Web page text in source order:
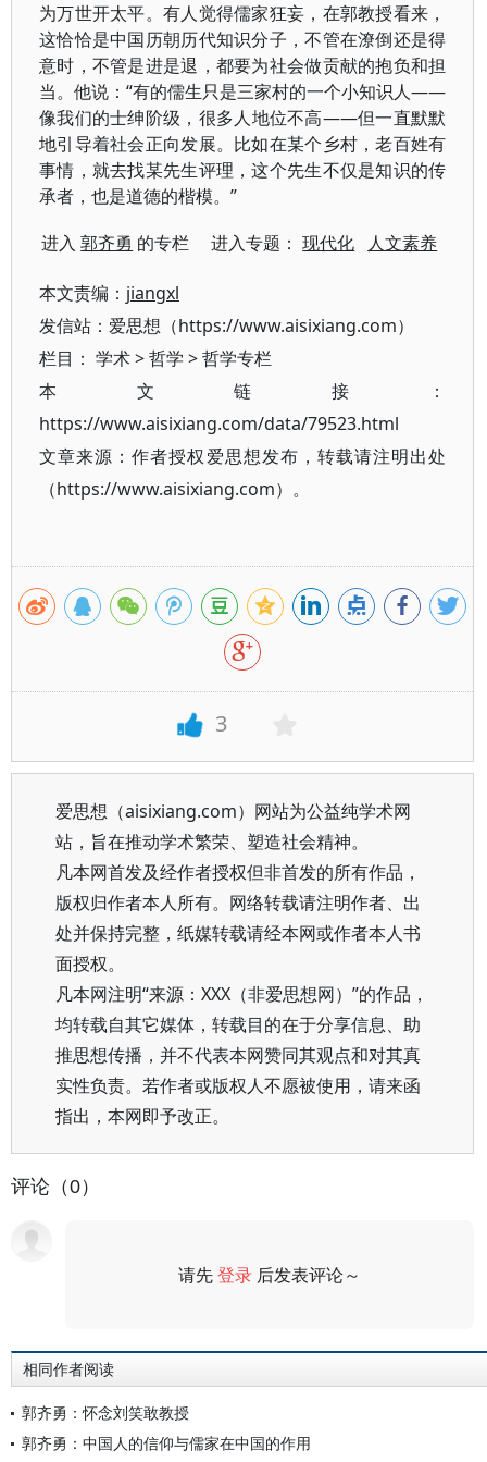
为万世开太平。有人觉得儒家狂妄，在郭教授看来，
这恰恰是中国历朝历代知识分子，不管在潦倒还是得
意时，不管是进是退，都要为社会做贡献的抱负和担
当。他说：“有的儒生只是三家村的一个小知识人——
像我们的士绅阶级，很多人地位不高——但一直默默
地引导着社会正向发展。比如在某个乡村，老百姓有
事情，就去找某先生评理，这个先生不仅是知识的传
承者，也是道德的楷模。”
进入郭齐勇 的专栏 进入专题：现代化 人文素养
本文责编： jiangxl
发信站：爱思想（https://www.aisixiang.com）
栏目： 学术>哲学 >哲学专栏
本文链接：
https://www.aisixiang.com/data/79523.html
文章来源：作者授权爱思想发布，转载请注明出处
（https://www.aisixiang.com）。
3
爱思想（aisixiang.com）网站为公益纯学术网
站，旨在推动学术繁荣、塑造社会精神。
凡本网首发及经作者授权但非首发的所有作品，
版权归作者本人所有。网络转载请注明作者、出
处并保持完整，纸媒转载请经本网或作者本人书
面授权。
凡本网注明“来源：XXX（非爱思想网）”的作品，
均转载自其它媒体，转载目的在于分享信息、助
推思想传播，并不代表本网赞同其观点和对其真
实性负责。若作者或版权人不愿被使用，请来函
指出，本网即予改正。
评论（0）
请先登录 后发表评论～
相同作者阅读
郭齐勇：怀念刘笑敢教授
郭齐勇：中国人的信仰与儒家在中国的作用